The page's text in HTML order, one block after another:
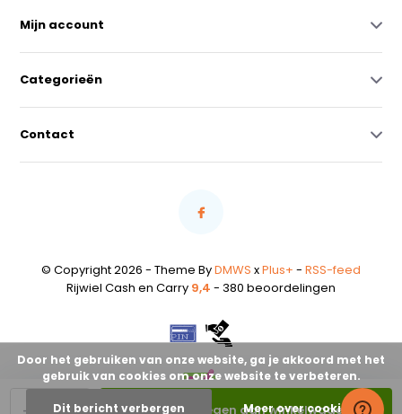
Toevoegen aan winkelwagen
Mijn account
Categorieën
Contact
© Copyright 2026 - Theme ByDMWS xPlus+ - RSS-feed
Rijwiel Cash en Carry 9,4 - 380 beoordelingen
Door het gebruiken van onze website, ga je akkoord met het
gebruik van cookies om onze website te verbeteren.
Dit bericht verbergen Meer over cookies »